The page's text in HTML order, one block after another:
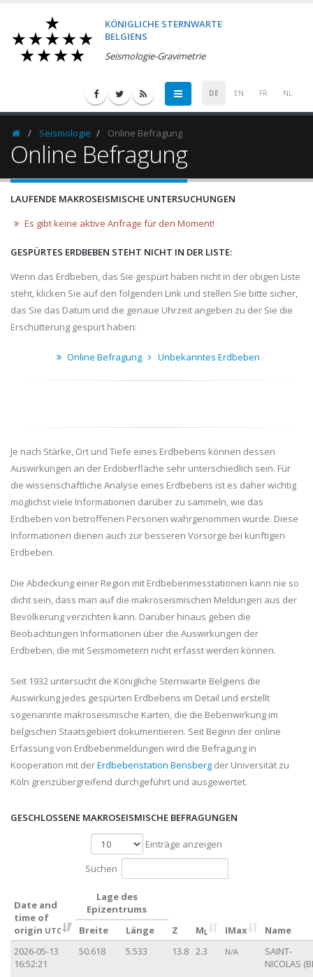
KÖNIGLICHE STERNWARTE
BELGIENS
Seismologie-Gravimetrie
DE EN FR NL
HomepageSeismologie Online Befragung
Online Befragung
LAUFENDE MAKROSEISMISCHE UNTERSUCHUNGEN
Es gibt keine aktive Anfrage für den Moment!
GESPÜRTES ERDBEBEN STEHT NICHT IN DER LISTE:
Wenn das Erdbeben, das Sie gespürt haben nicht in der obigen Liste
steht, klicken Sie auf den folgenden Link und stellen Sie bitte sicher,
das Sie das Datum und die genaue Uhrzeit angeben zu der Sie die
Erschütterung gespürt haben:
Online Befragung Unbekanntes Erdbeben
Je nach Stärke, Ort und Tiefe eines Erdbebens können dessen
Auswirkungen an der Erdoberfläche sehr unterschiedlich sein. Für
die wissenschaftliche Analyse eines Erdbebens ist es daher wichtig
möglichst viele Informationen darüber zu sammeln, wie das
Erdbeben von betroffenen Personen wahrgenommen wurde. Diese
Informationen dienen auch zur besseren Vorsorge bei künftigen
Erdbeben.
Die Abdeckung einer Region mit Erdbebenmesstationen kann nie so
dicht sein, dass man auf die makroseismischen Meldungen aus der
Bevölkerung verzichten kann. Darüber hinaus geben die
Beobachtungen Informationen über die Auswirkungen der
Erdbeben, die mit Seismometern nicht erfasst werden können.
Seit 1932 untersucht die Königliche Sternwarte Belgiens die
Auswirkung jedes gespürten Erdbebens im Detail und erstellt
sogenannte makroseismische Karten, die die Bebenwirkung im
belgischen Staatsgebiert dokumentieren. Seit Beginn der online
Erfassung von Erdbebenmeldungen wird die Befragung in
Kooperation mit derErdbebenstation Bensberg der Universität zu
Köln grenzübergreifend durchgeführt und ausgewertet.
GESCHLOSSENE MAKROSEISMISCHE BEFRAGUNGEN
Einträge anzeigen
Suchen
Date and
time of
origin UTC
Lage des
Epizentrums
Z
M L IMax Name
Breite
Länge
2026-05-13
16:52:21
50.618 5.533 13.8 2.3 N/A
SAINT-
NICOLAS